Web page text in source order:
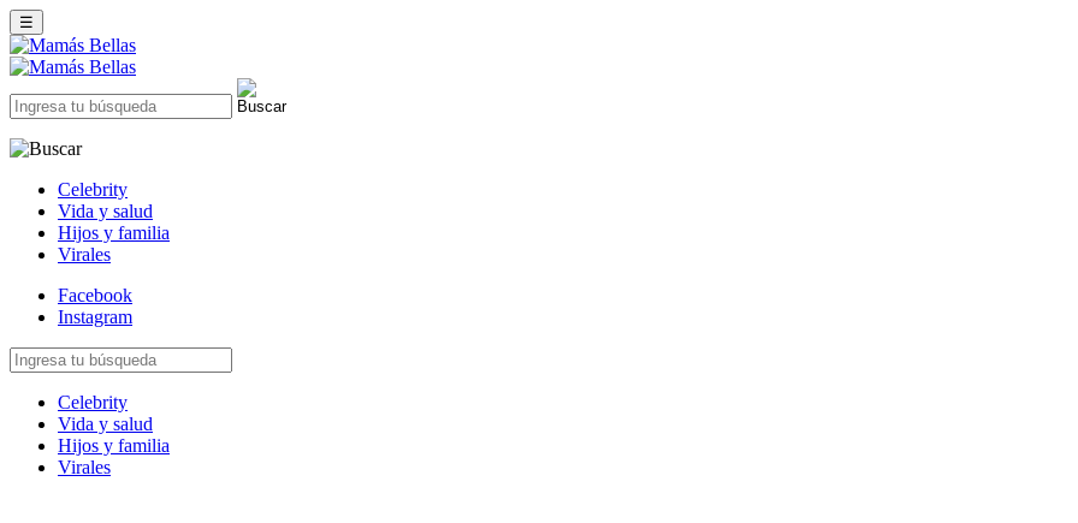
☰
Celebrity
Vida y salud
Hijos y familia
Virales
Facebook
Instagram
Celebrity
Vida y salud
Hijos y familia
Virales